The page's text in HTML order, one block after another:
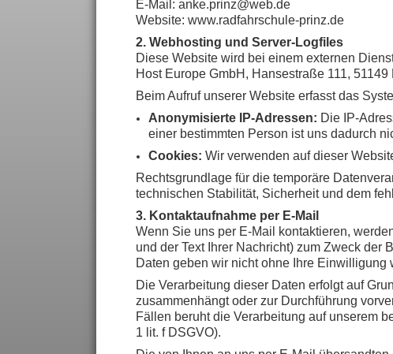
E-Mail: anke.prinz@web.de
Website: www.radfahrschule-prinz.de
2. Webhosting und Server-Logfiles
Diese Website wird bei einem externen
Host Europe GmbH, Hansestraße 111,
Beim Aufruf unserer Website erfasst das
Anonymisierte IP-Adressen: Die IP-
einer bestimmten Person ist uns dadurch
Cookies: Wir verwenden auf dieser
Rechtsgrundlage für die temporäre
technischen Stabilität, Sicherheit und dem
3. Kontaktaufnahme per E-Mail
Wenn Sie uns per E-Mail kontaktieren,
und der Text Ihrer Nachricht) zum Zweck der
Daten geben wir nicht ohne Ihre Einwilligung
Die Verarbeitung dieser Daten erfolgt auf
zusammenhängt oder zur Durchführung
Fällen beruht die Verarbeitung auf unserem
1 lit. f DSGVO).